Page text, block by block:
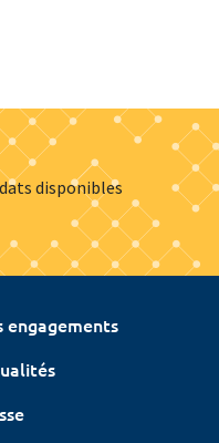
disponibles
engagements